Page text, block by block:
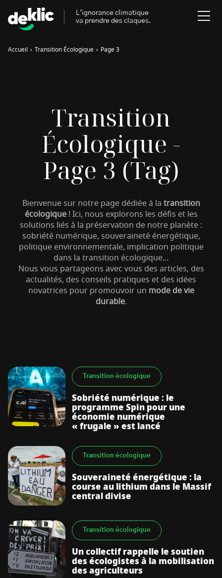
Accueil › Transition Écologique › Page 3
Transition
Écologique -
Page 3 (tag)
Bienvenue sur notre page dédiée à la transition
écologique! Ici, nous explorons les défis et les
solutions liés à la préservation de notre planète :
sobriété numérique, souveraineté énergétique,
politique environnementale, implication politique
dans la transition écologique…
Nous vous partageons avec vous des articles, des
actualités, des conseils pratiques et des idées
novatrices pour promouvoir un mode de vie
durable.
Transition écologique
Sobriété numérique : le
programme Spin pour une
économie numérique
« frugale » est lancé
Transition écologique
Souveraineté énergétique : la
course au lithium dans le Massif
central divise
Transition écologique
Un collectif rappelle le soutien
des écologistes à la mobilisation
des agriculteurs
L'ignorance climatique
va prendre des claques.
Aides, bons plans & cie
Énergies renouvelables
Mobilités durables
Inspiré.es inspirant.es
S’abonner à la newsletter
Les mots clés les plus
recherchés sur Deklic
Transition Écologique deklic kids
interview Volte-face influenceur.se